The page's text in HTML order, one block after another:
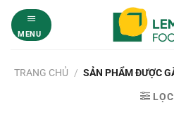
qua
MENU
TRANG CHỦ / SẢN PHẨM ĐƯỢC
LỌC